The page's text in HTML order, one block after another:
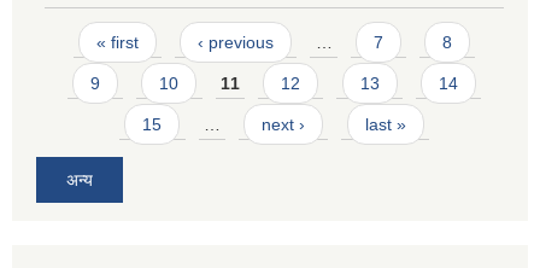
Pages
« first ‹ previous 7 8
9 10 11 12 13 14
15 next › last »
अन्य